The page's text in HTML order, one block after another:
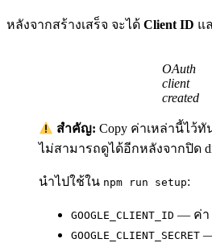
หลังจากสร้างเสร็จ จะได้ Client ID แ
OAuth
client
created
สำคัญ: Copy ค่าเหล่านี้ไว้ทั
ไม่สามารถดูได้อีกหลังจากปิด
นำไปใช้ใน npm run setup:
GOOGLE_CLIENT_ID — ค่า
GOOGLE_CLIENT_SECRET